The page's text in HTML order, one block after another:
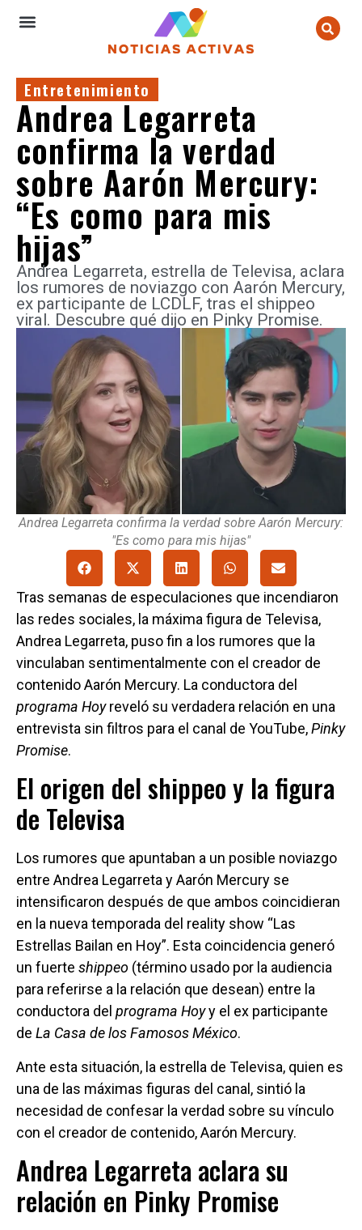
Entretenimiento
Andrea Legarreta
confirma la verdad
sobre Aarón Mercury:
“Es como para mis
hijas”
Andrea Legarreta, estrella de Televisa, aclara
los rumores de noviazgo con Aarón Mercury,
ex participante de LCDLF, tras el shippeo
viral. Descubre qué dijo en Pinky Promise.
Andrea Legarreta confirma la verdad sobre Aarón Mercury:
"Es como para mis hijas"
Tras semanas de especulaciones que incendiaron
las redes sociales, la máxima figura de Televisa,
Andrea Legarreta, puso fin a los rumores que la
vinculaban sentimentalmente con el creador de
contenido Aarón Mercury. La conductora del
programa Hoyreveló su verdadera relación en una
entrevista sin filtros para el canal de YouTube,Pinky
Promise.
El origen del shippeo y la figura
de Televisa
Los rumores que apuntaban a un posible noviazgo
entre Andrea Legarreta y Aarón Mercury se
intensificaron después de que ambos coincidieran
en la nueva temporada del reality show “Las
Estrellas Bailan en Hoy”. Esta coincidencia generó
un fuerte shippeo (término usado por la audiencia
para referirse a la relación que desean) entre la
conductora del programa Hoyy el ex participante
de La Casa de los Famosos México.
Ante esta situación, la estrella de Televisa, quien es
una de las máximas figuras del canal, sintió la
necesidad de confesar la verdad sobre su vínculo
con el creador de contenido, Aarón Mercury.
Andrea Legarreta aclara su
relación en Pinky Promise